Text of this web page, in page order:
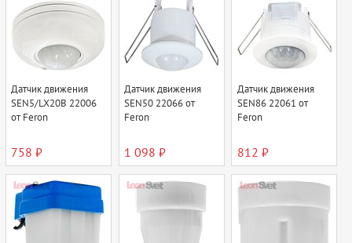
Датчик движения
SEN5/LX20B 22006
от Feron
758 ₽
Датчик движения
SEN50 22066 от
Feron
1 098 ₽
Датчик движения
SEN86 22061 от
Feron
812 ₽